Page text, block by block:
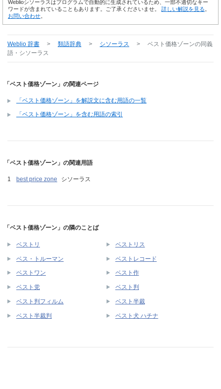
Weblioシソーラスはプログラムで自動的に生成されているため、一部不適切なキー
ワードが含まれていることもあります。ご了承くださいませ。 詳しい解説を見る
お問い合わせ
Weblio 辞書 > 類語辞典 > シソーラス > ベスト価格ゾーンの同義
語・シソーラス
「ベスト価格ゾーン」の関連ページ
「ベスト価格ゾーン」を解説文に含む用語の一覧
「ベスト価格ゾーン」を含む用語の索引
「ベスト価格ゾーン」の関連用語
best price zone シソーラス
「ベスト価格ゾーン」の隣のことば
ベストリ ベストリス
ベス・トルーマン ベストレコード
ベストワン ベスト作
ベスト党 ベスト判
ベスト判フィルム ベスト半裁
ベスト半裁判 ベスト犬 ハチナ